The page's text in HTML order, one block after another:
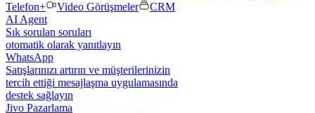
Telefon+
Video Görüşmeler
CRM
AI Agent
Sık sorulan soruları
otomatik olarak yanıtlayın
WhatsApp
Satışlarınızı artırın ve müşterilerinizin
tercih ettiği mesajlaşma uygulamasında
destek sağlayın
Jivo Pazarlama